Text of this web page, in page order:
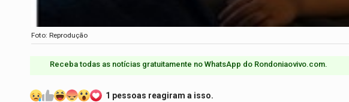
Foto: Reprodução
Receba todas as notícias gratuitamente no WhatsApp do Rondoniaovivo.com.​
1 pessoas reagiram a isso.